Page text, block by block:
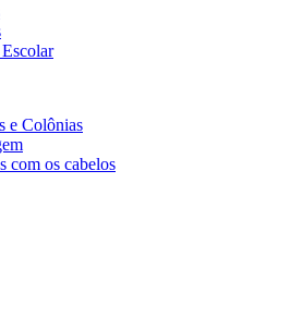
e Colônias
com os cabelos